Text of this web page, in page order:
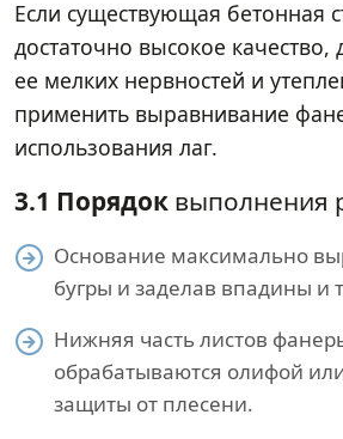
Если существующая бетонная
достаточно высокое качество,
ее мелких нервностей и
применить выравнивание
использования лаг.
3.1 Порядок выполнения
Основание максимально
бугры и заделав впадины и
Нижняя часть листов
обрабатываются олифой
защиты от плесени.